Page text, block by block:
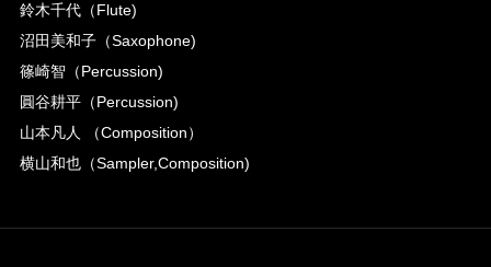
鈴木千代（Flute)
沼田美和子（Saxophone)
篠崎智（Percussion)
圓谷耕平（Percussion)
山本凡人 （Composition）
横山和也（Sampler,Composition)